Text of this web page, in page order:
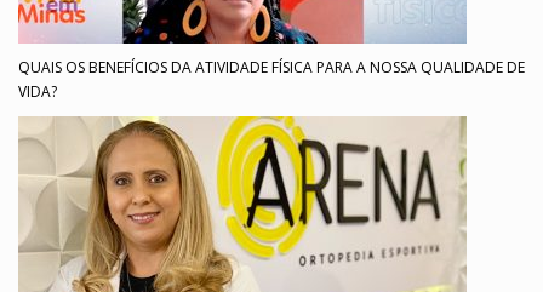
QUAIS OS BENEFÍCIOS DA ATIVIDADE FÍSICA PARA A NOSSA QUALIDADE DE
VIDA?